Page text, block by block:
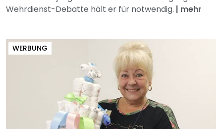
Wehrdienst-Debatte hält er für notwendig. | mehr
WERBUNG